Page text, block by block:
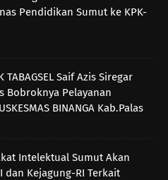
Pendidikan Sumut ke KPK-
TABAGSEL Saif Azis Siregar
Bobroknya Pelayanan
BINANGA Kab.Palas
Intelektual Sumut Akan
dan Kejagung-RI Terkait